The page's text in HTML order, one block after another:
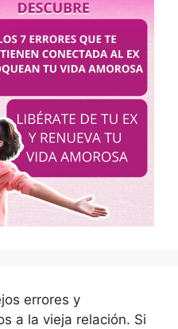
errores y
a la vieja relación. Si